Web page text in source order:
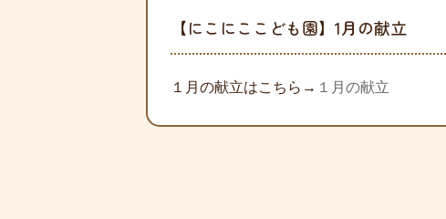
【にこにここども園】1月の献立
１月の献立はこちら→ １月の献立